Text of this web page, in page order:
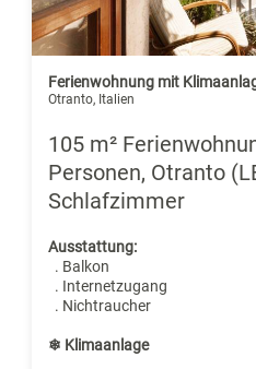
Ferienwohnung mit
Otranto, Italien
105 m²
Personen, Otranto
Schlafzimmer
Ausstattung:
. Balkon
. Internetzugang
. Nichtraucher
❄ Klimaanlage